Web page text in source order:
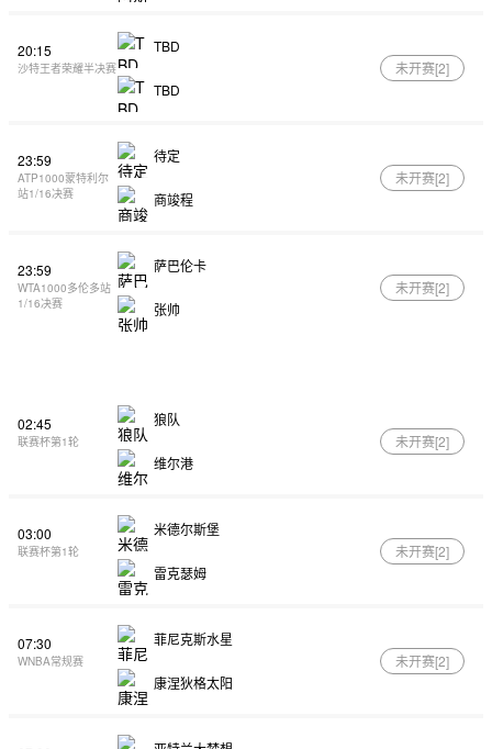
20:15
沙特王者荣耀半决赛
TBD
TBD
未开赛[2]
23:59
ATP1000蒙特利尔
站1/16决赛
待定
商竣程
未开赛[2]
23:59
WTA1000多伦多站
1/16决赛
萨巴伦卡
张帅
未开赛[2]
02:45
联赛杯第1轮
狼队
维尔港
未开赛[2]
03:00
联赛杯第1轮
米德尔斯堡
雷克瑟姆
未开赛[2]
07:30
WNBA常规赛
菲尼克斯水星
康涅狄格太阳
未开赛[2]